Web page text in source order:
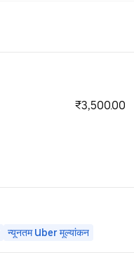
₹3,500.00
न्यूनतम Uber मूल्यांकन